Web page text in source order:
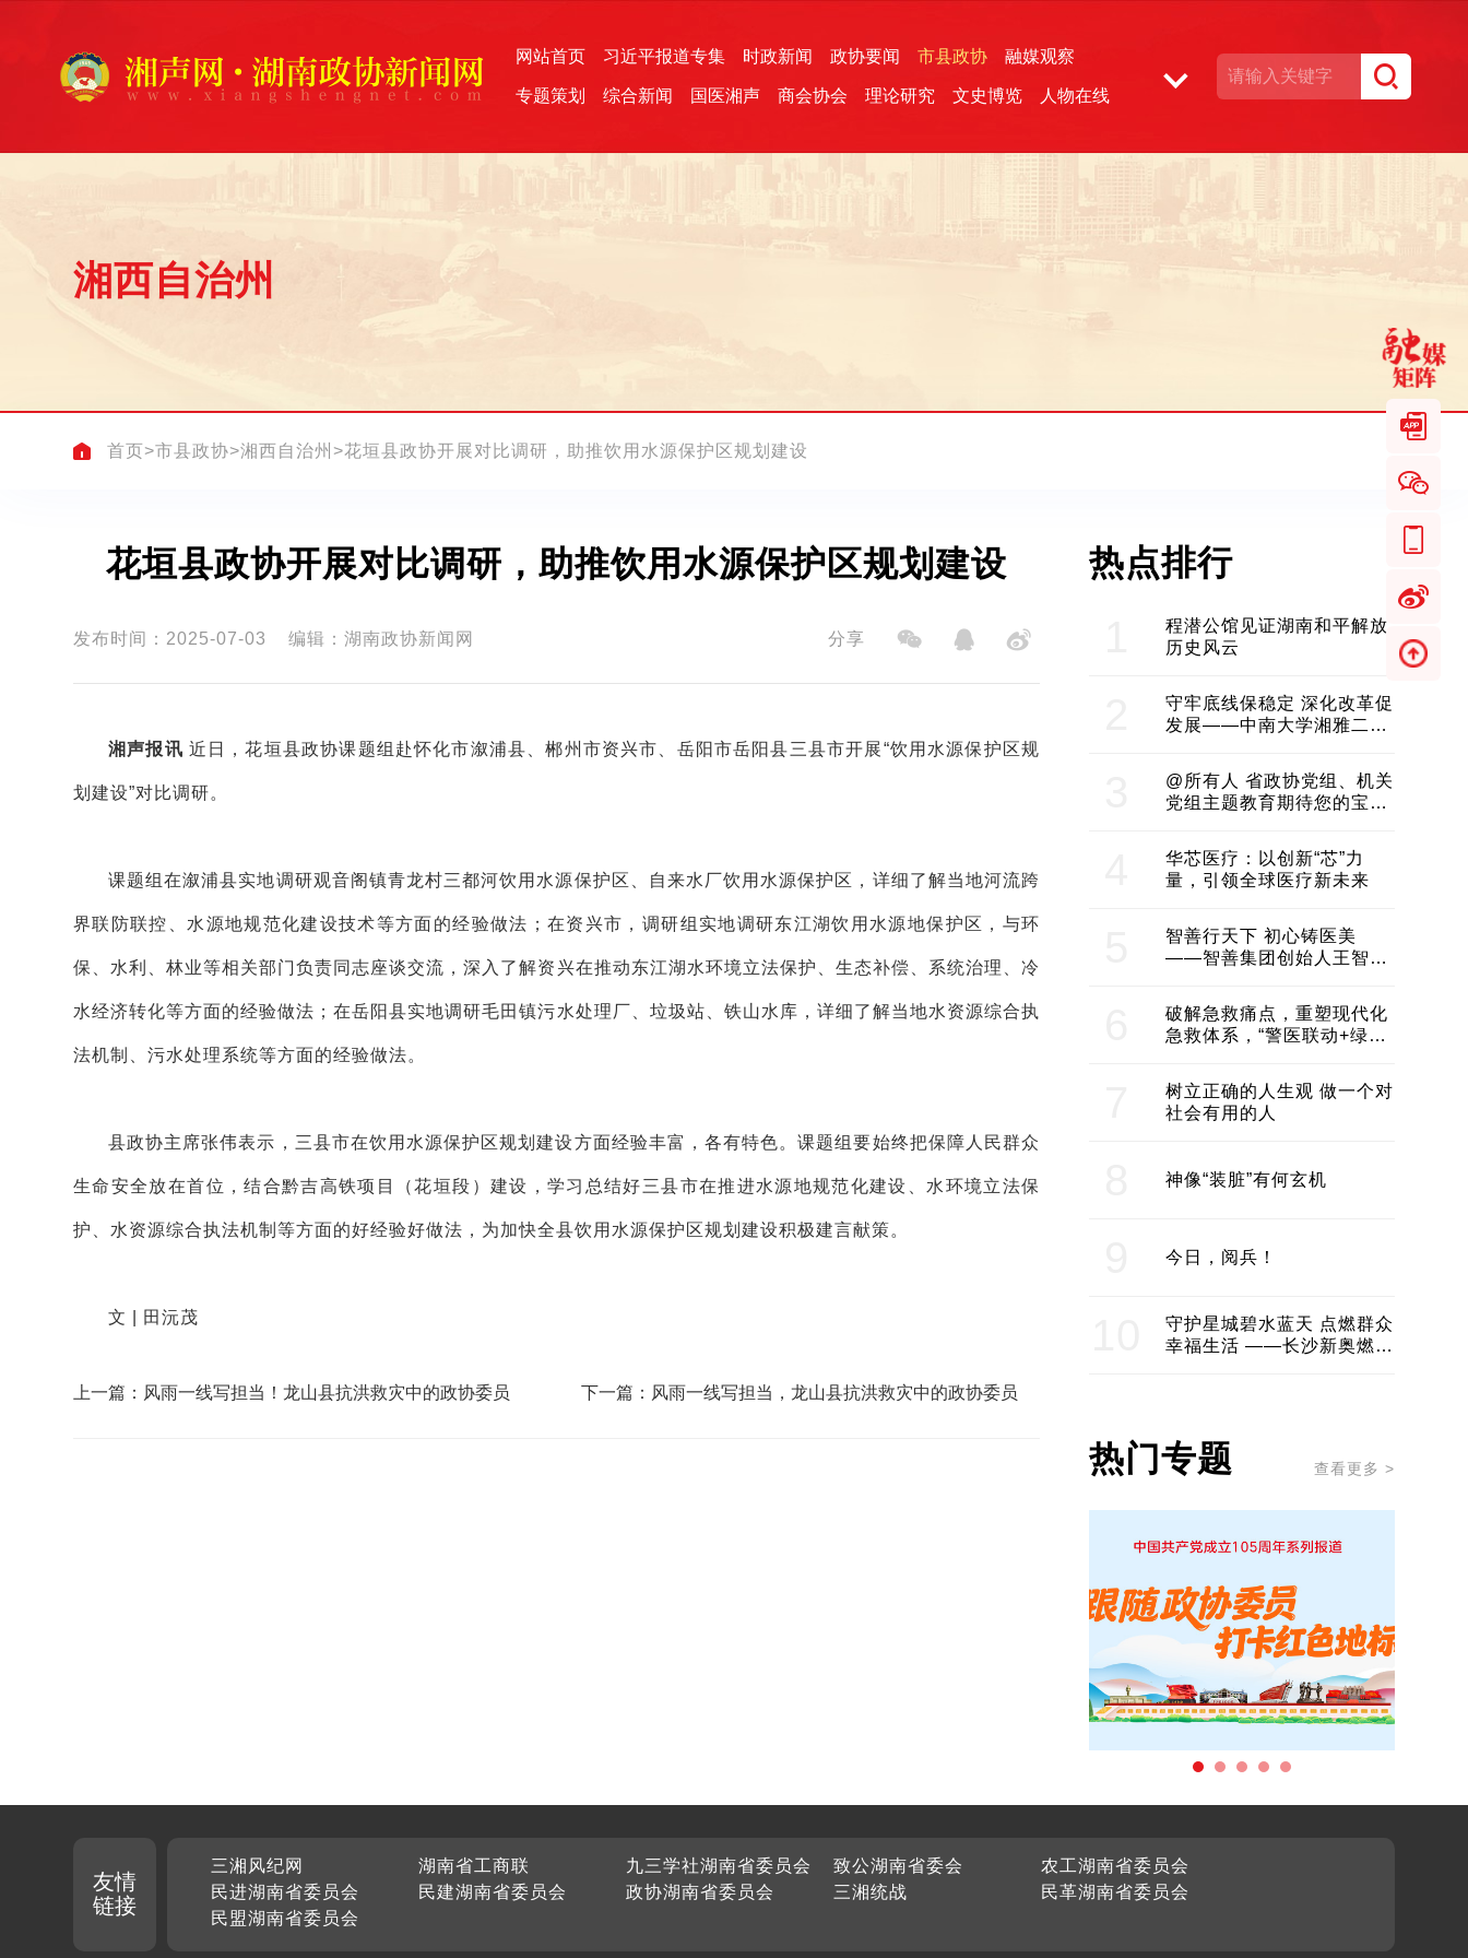
网站首页 习近平报道专集 时政新闻 政协要闻 市县政协 融媒观察
专题策划 综合新闻 国医湘声 商会协会 理论研究 文史博览 人物在线
湘西自治州
首页>市县政协>湘西自治州 >花垣县政协开展对比调研，助推饮用水源保护区规划建设
花垣县政协开展对比调研，助推饮用水源保护区规划建设
发布时间：2025-07-03 编辑：湖南政协新闻网 分享
湘声报讯 近日，花垣县政协课题组赴怀化市溆浦县、郴州市资兴市、岳阳市岳阳县三县市开展“饮用水源保护区规
划建设”对比调研。
课题组在溆浦县实地调研观音阁镇青龙村三都河饮用水源保护区、自来水厂饮用水源保护区，详细了解当地河流跨
界联防联控、水源地规范化建设技术等方面的经验做法；在资兴市，调研组实地调研东江湖饮用水源地保护区，与环
保、水利、林业等相关部门负责同志座谈交流，深入了解资兴在推动东江湖水环境立法保护、生态补偿、系统治理、冷
水经济转化等方面的经验做法；在岳阳县实地调研毛田镇污水处理厂、垃圾站、铁山水库，详细了解当地水资源综合执
法机制、污水处理系统等方面的经验做法。
县政协主席张伟表示，三县市在饮用水源保护区规划建设方面经验丰富，各有特色。课题组要始终把保障人民群众
生命安全放在首位，结合黔吉高铁项目（花垣段）建设，学习总结好三县市在推进水源地规范化建设、水环境立法保
护、水资源综合执法机制等方面的好经验好做法，为加快全县饮用水源保护区规划建设积极建言献策。
文 | 田沅茂
上一篇：风雨一线写担当！龙山县抗洪救灾中的政协委员 下一篇：风雨一线写担当，龙山县抗洪救灾中的政协委员
热点排行
程潜公馆见证湖南和平解放
历史风云
守牢底线保稳定 深化改革促
发展——中南大学湘雅二医
@所有人 省政协党组、机关
党组主题教育期待您的宝贵
华芯医疗：以创新“芯”力
量，引领全球医疗新未来
智善行天下 初心铸医美
——智善集团创始人王智带
建医美产业良性生态圈
破解急救痛点，重塑现代化
急救体系，“警医联动+绿波
树立正确的人生观 做一个对
社会有用的人
神像“装脏”有何玄机
今日，阅兵！
守护星城碧水蓝天 点燃群众
幸福生活 ——长沙新奥燃气
热门专题 查看更多 >
友情
链接
三湘风纪网 湖南省工商联 九三学社湖南省委员会 致公湖南省委会
农工湖南省委员会
民进湖南省委员会
民建湖南省委员会 政协湖南省委员会 三湘统战
民革湖南省委员会
民盟湖南省委员会